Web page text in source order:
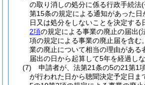
の取り消しの処分に係る行政手続法(
第15条の規定による通知があった日
日又は処分をしないことを決定する
2項の規定による事業の廃止の届出(
項の規定による事業の廃止届を含む
業の廃止について相当の理由がある
届出の日から起算して5年を経過し
(7)
申請者が、法第21条の5の21第1
が行われた日から聴聞決定予定日ま